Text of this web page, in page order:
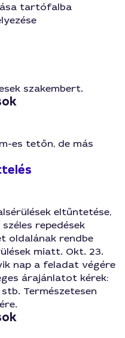
tartófalba
szakembert.
es tetőn, de más
eltűntetése,
repedések
oldalának rendbe
miatt. Okt. 23.
nap a feladat végére
árajánlatot kérek:
Természetesen